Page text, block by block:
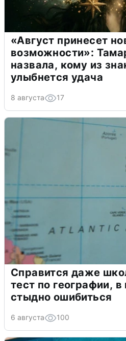
«Август принесет
возможности»:
назвала, кому из
улыбнется удача
8 августа 17
Справится даже
тест по географии,
стыдно ошибиться
6 августа 100